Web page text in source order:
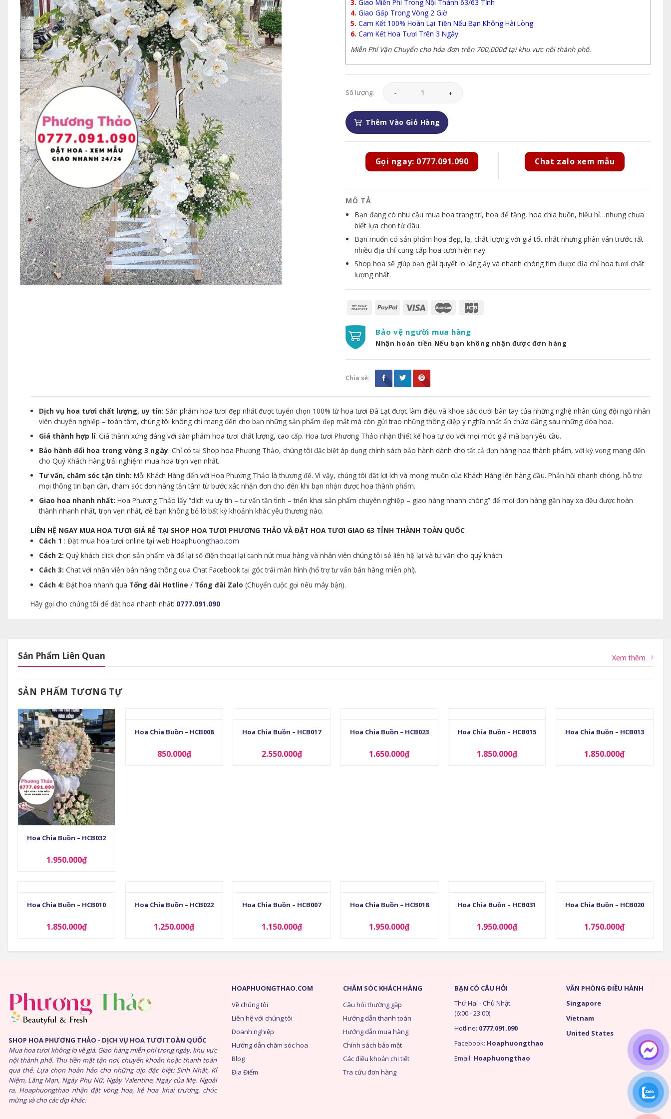
3. Giao Miễn Phí Trong Nội Thành 63/63 Tỉnh
4. Giao Gấp Trong Vòng 2 Giờ
5. Cam Kết 100% Hoàn Lại Tiền Nếu Bạn Không Hài Lòng
6. Cam Kết Hoa Tươi Trên 3 Ngày
Miễn Phí Vận Chuyển cho hóa đơn trên 700,000đ tại khu vực nội thành phố.
Số lượng:
Hoa Chia Buồn - HCB052 số lượng
Thêm Vào Giỏ Hàng
Gọi ngay: 0777.091.090 Chat zalo xem mẫu
MÔ TẢ
Bạn đang có nhu cầu mua hoa trang trí, hoa để tặng, hoa chia buồn, hiếu hỉ…nhưng chưa
biết lựa chọn từ đâu.
Bạn muốn có sản phẩm hoa đẹp, lạ, chất lượng với giá tốt nhất nhưng phân vân trước rất
nhiều địa chỉ cung cấp hoa tươi hiện nay.
Shop hoa sẽ giúp bạn giải quyết lo lắng ấy và nhanh chóng tìm được địa chỉ hoa tươi chất
lượng nhất.
Bảo vệ người mua hàng
Nhận hoàn tiền Nếu bạn không nhận được đơn hàng
Chia sẻ:
Dịch vụ hoa tươi chất lượng, uy tín: Sản phẩm hoa tươi đẹp nhất được tuyển chọn 100% từ hoa tươi Đà Lạt được làm điệu và khoe sắc dưới bàn tay của những nghệ nhân cùng đội ngũ nhân
viên chuyên nghiệp – toàn tâm, chúng tôi không chỉ mang đến cho bạn những sản phẩm đẹp mắt mà còn gửi trao những thông điệp ý nghĩa nhất ẩn chứa đằng sau những đóa hoa.
Giá thành hợp lí: Giá thành xứng đáng với sản phẩm hoa tươi chất lượng, cao cấp. Hoa tươi Phương Thảo nhận thiết kế hoa tự do với mọi mức giá mà bạn yêu cầu.
Bảo hành đổi hoa trong vòng 3 ngày: Chỉ có tại Shop hoa Phương Thảo, chúng tôi đặc biệt áp dụng chính sách bảo hành dành cho tất cả đơn hàng hoa thành phẩm, với kỳ vọng mang đến
cho Quý Khách Hàng trải nghiệm mua hoa trọn vẹn nhất.
Tư vấn, chăm sóc tận tình: Mỗi Khách Hàng đến với Hoa Phương Thảo là thượng đế. Vì vậy, chúng tôi đặt lợi ích và mong muốn của Khách Hàng lên hàng đầu. Phản hồi nhanh chóng, hỗ trợ
mọi thông tin bạn cần, chăm sóc đơn hàng tận tâm từ bước xác nhận đơn cho đến khi bạn nhận được hoa thành phẩm.
Giao hoa nhanh nhất: Hoa Phương Thảo lấy “dịch vụ uy tín – tư vấn tận tình – triển khai sản phẩm chuyên nghiệp – giao hàng nhanh chóng” để mọi đơn hàng gần hay xa đều được hoàn
thành nhanh nhất, trọn vẹn nhất, để bạn không bỏ lỡ bất kỳ khoảnh khắc yêu thương nào.
LIÊN HỆ NGAY MUA HOA TƯƠI GIÁ RẺ TẠI SHOP HOA TƯƠI PHƯƠNG THẢO VÀ ĐẶT HOA TƯƠI GIAO 63 TỈNH THÀNH TOÀN QUỐC
Cách 1 : Đặt mua hoa tươi online tại webHoaphuongthao.com
Cách 2: Quý khách click chọn sản phẩm và để lại số điện thoại lại cạnh nút mua hàng và nhân viên chúng tôi sẻ liên hệ lại và tư vấn cho quý khách.
Cách 3: Chat với nhân viên bán hàng thông qua Chat Facebook tại góc trái màn hình (hổ trợ tư vấn bán hàng miễn phí).
Cách 4: Đặt hoa nhanh qua Tổng đài Hotline / Tổng đài Zalo (Chuyển cuộc gọi nếu máy bận).
Hãy gọi cho chúng tôi để đặt hoa nhanh nhất: 0777.091.090
Sản Phẩm Liên Quan Xem thêm
SẢN PHẨM TƯƠNG TỰ
+
Hoa Chia Buồn – HCB032
1.950.000₫
Hoa Chia Buồn – HCB008
850.000₫
Hoa Chia Buồn – HCB017
2.550.000₫
Hoa Chia Buồn – HCB023
1.650.000₫
Hoa Chia Buồn – HCB015
1.850.000₫
Hoa Chia Buồn – HCB013
1.850.000₫
Hoa Chia Buồn – HCB010
1.850.000₫
Hoa Chia Buồn – HCB022
1.250.000₫
Hoa Chia Buồn – HCB007
1.150.000₫
Hoa Chia Buồn – HCB018
1.950.000₫
Hoa Chia Buồn – HCB031
1.950.000₫
Hoa Chia Buồn – HCB020
1.750.000₫
SHOP HOA PHƯƠNG THẢO - DỊCH VỤ HOA TƯƠI TOÀN QUỐC
Mua hoa tươi không lo về giá. Giao hàng miễn phí trong ngày, khu vực
nội thành phố. Thu tiền mặt tận nơi, chuyển khoản hoặc thanh toán
qua thẻ. Lựa chọn hoàn hảo cho những dịp đặc biệt: Sinh Nhật, Kỉ
Niệm, Lãng Mạn, Ngày Phụ Nữ, Ngày Valentine, Ngày của Mẹ. Ngoài
ra, Hoaphuongthao nhận đặt vòng hoa, kệ hoa khai trương, chúc
mừng và cho các dịp khác.
HOAPHUONGTHAO.COM
Về chúng tôi
Liên hệ với chúng tôi
Doanh nghiệp
Hướng dẫn chăm sóc hoa
Blog
Địa Điểm
CHĂM SÓC KHÁCH HÀNG
Câu hỏi thường gặp
Hướng dẫn thanh toán
Hướng dẫn mua hàng
Chính sách bảo mật
Các điều khoản chi tiết
Tra cứu đơn hàng
BẠN CÓ CÂU HỎI
Thứ Hai - Chủ Nhật
(6:00 - 23:00)
Hotline: 0777.091.090
Facebook: Hoaphuongthao
Email: Hoaphuongthao
VĂN PHÒNG ĐIỀU HÀNH
Singapore
Vietnam
United States